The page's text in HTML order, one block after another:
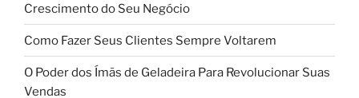
Crescimento do Seu Negócio
Como Fazer Seus Clientes Sempre Voltarem
O Poder dos Ímãs de Geladeira Para Revolucionar Suas
Vendas